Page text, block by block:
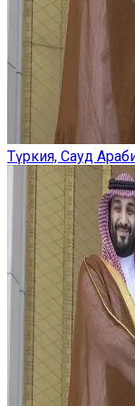
Түркия, Сауд